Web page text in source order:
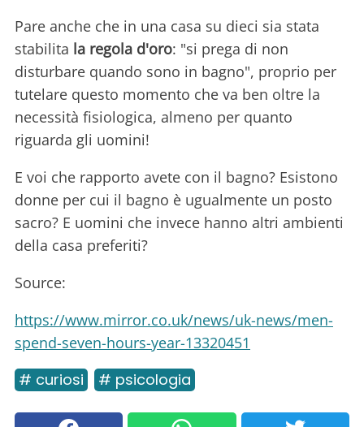
Pare anche che in una casa su dieci sia stata
stabilita la regola d'oro: "si prega di non
disturbare quando sono in bagno", proprio per
tutelare questo momento che va ben oltre la
necessità fisiologica, almeno per quanto
riguarda gli uomini!
E voi che rapporto avete con il bagno? Esistono
donne per cui il bagno è ugualmente un posto
sacro? E uomini che invece hanno altri ambienti
della casa preferiti?
Source:
https://www.mirror.co.uk/news/uk-news/men-
spend-seven-hours-year-13320451
# curiosi # psicologia